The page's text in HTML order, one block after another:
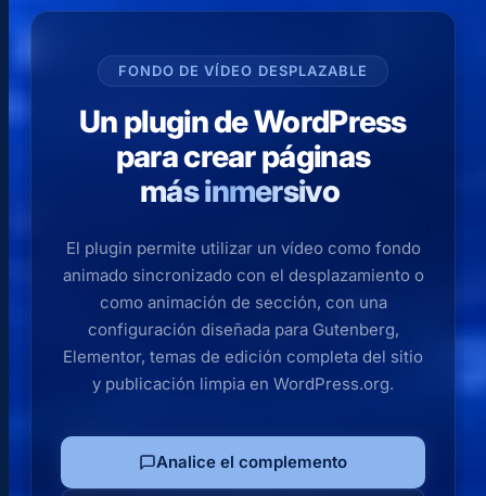
FONDO DE VÍDEO DESPLAZABLE
Un plugin de WordPress
para crear páginas
más inmersivo
El plugin permite utilizar un vídeo como fondo
animado sincronizado con el desplazamiento o
como animación de sección, con una
configuración diseñada para Gutenberg,
Elementor, temas de edición completa del sitio
y publicación limpia en WordPress.org.
Analice el complemento